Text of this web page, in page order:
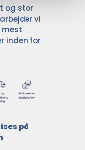
og stor
vi
mest
inden for
på